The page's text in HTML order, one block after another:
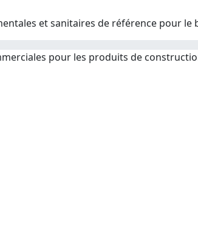
et sanitaires de référence pour le
pour les produits de